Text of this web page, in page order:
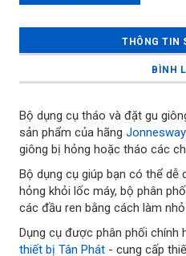
THÔNG TIN
BÌNH
Bộ dụng cụ tháo và đặt gu
sản phẩm của hãng
giông bị hỏng hoặc tháo các
Bộ dụng cụ giúp bạn có thể dễ
hỏng khỏi lốc máy, bộ phân
các đầu ren bằng cách làm
Dụng cụ được phân phối chính
thiết bị Tân Phát - cung cấp